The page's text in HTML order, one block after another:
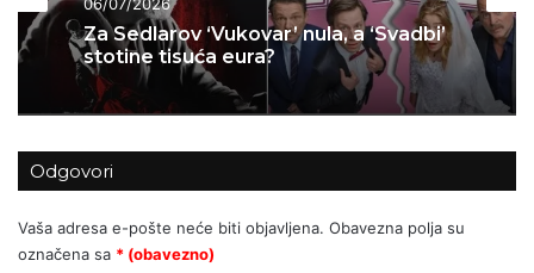
Kolumne i komentari
06/07/2026
Za Sedlarov ‘Vukovar’ nula, a ‘Svadbi’
stotine tisuća eura?
KADA KULTURA POSTANE PARAVAN
ZA POLITIČKI INŽENJERING: Kako je
Možemo! u Zagrebu upropastio
sjajan projekt za djecu
Odgovori
Vaša adresa e-pošte neće biti objavljena. Obavezna polja su
označena sa * (obavezno)